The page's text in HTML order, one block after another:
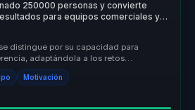
250000 personas y convierte
para equipos comerciales y
distingue por su capacidad para
adaptándola a los retos
Motivación